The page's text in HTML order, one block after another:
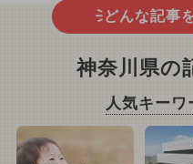
どんな記事
神奈川県の
人気キーワ